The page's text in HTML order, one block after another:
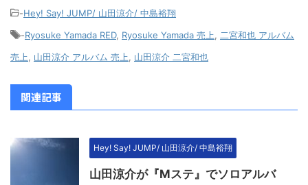
-Hey! Say! JUMP/ 山田涼介/ 中島裕翔
-Ryosuke Yamada RED, Ryosuke Yamada 売上, 二宮和也 アルバム
売上, 山田涼介 アルバム 売上, 山田涼介 二宮和也
関連記事
Hey! Say! JUMP/ 山田涼介/ 中島裕翔
山田涼介が『Mステ』でソロアルバ